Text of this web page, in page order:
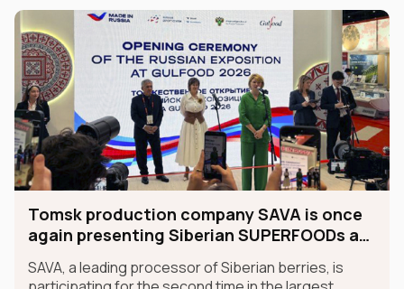
Tomsk production company SAVA is once
again presenting Siberian SUPERFOODs at
SAVA, a leading processor of Siberian berries, is